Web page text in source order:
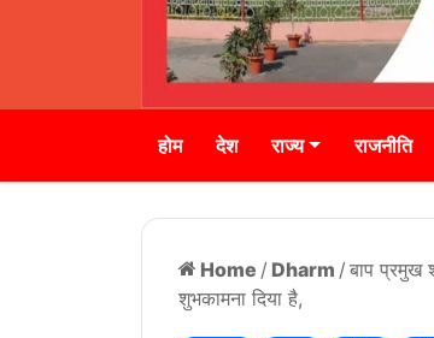
होम देश राज्य राजनीति
Home / Dharm / बाप प्रमुख
शुभकामना दिया है,